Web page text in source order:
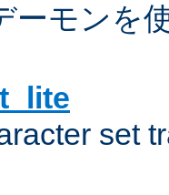
ーモンを
set